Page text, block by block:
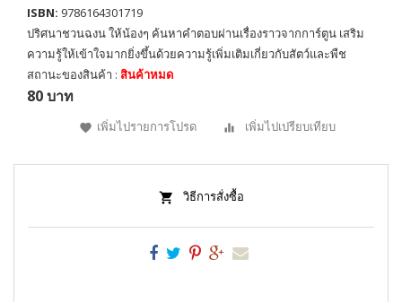
ISBN: 9786164301719
ปริศนาชวนฉงน ให้น้องๆ ค้นหาคำตอบผ่านเรื่องราวจากการ์ตูน เสริม
ความรู้ให้เข้าใจมากยิ่งขึ้นด้วยความรู้เพิ่มเติมเกี่ยวกับสัตว์และพืช
สถานะของสินค้า : สินค้าหมด
80 บาท
เพิ่มไปรายการโปรด เพิ่มไปเปรียบเทียบ
วิธีการสั่งซื้อ